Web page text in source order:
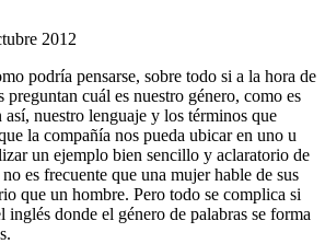
2012
podría pensarse, sobre todo si a la hora de
preguntan cuál es nuestro género, como es
nuestro lenguaje y los términos que
la compañía nos pueda ubicar en uno u
un ejemplo bien sencillo y aclaratorio de
es frecuente que una mujer hable de sus
que un hombre. Pero todo se complica si
donde el género de palabras se forma